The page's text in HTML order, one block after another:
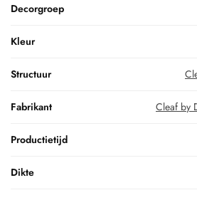
Decorgroep
Kleur
Structuur
Fabrikant Cleaf by
Productietijd
Dikte